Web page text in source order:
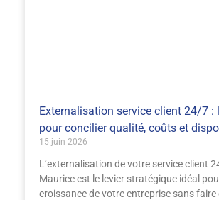
Externalisation service client 24/7 :
pour concilier qualité, coûts et
15 juin 2026
L’externalisation de votre service client
Maurice est le levier stratégique idéal
croissance de votre entreprise sans faire